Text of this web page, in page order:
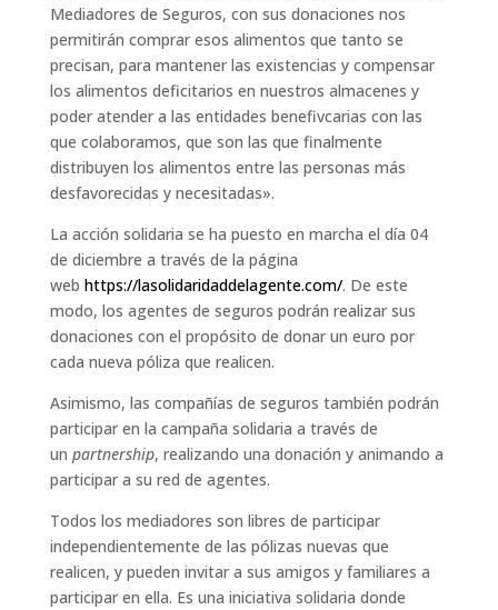
Mediadores de Seguros, con sus donaciones nos
permitirán comprar esos alimentos que tanto se
precisan, para mantener las existencias y compensar
los alimentos deficitarios en nuestros almacenes y
poder atender a las entidades benefivcarias con las
que colaboramos, que son las que finalmente
distribuyen los alimentos entre las personas más
desfavorecidas y necesitadas».
La acción solidaria se ha puesto en marcha el día 04
de diciembre a través de la página
web https://lasolidaridaddelagente.com/. De este
modo, los agentes de seguros podrán realizar sus
donaciones con el propósito de donar un euro por
cada nueva póliza que realicen.
Asimismo, las compañías de seguros también podrán
participar en la campaña solidaria a través de
un partnership, realizando una donación y animando a
participar a su red de agentes.
Todos los mediadores son libres de participar
independientemente de las pólizas nuevas que
realicen, y pueden invitar a sus amigos y familiares a
participar en ella. Es una iniciativa solidaria donde